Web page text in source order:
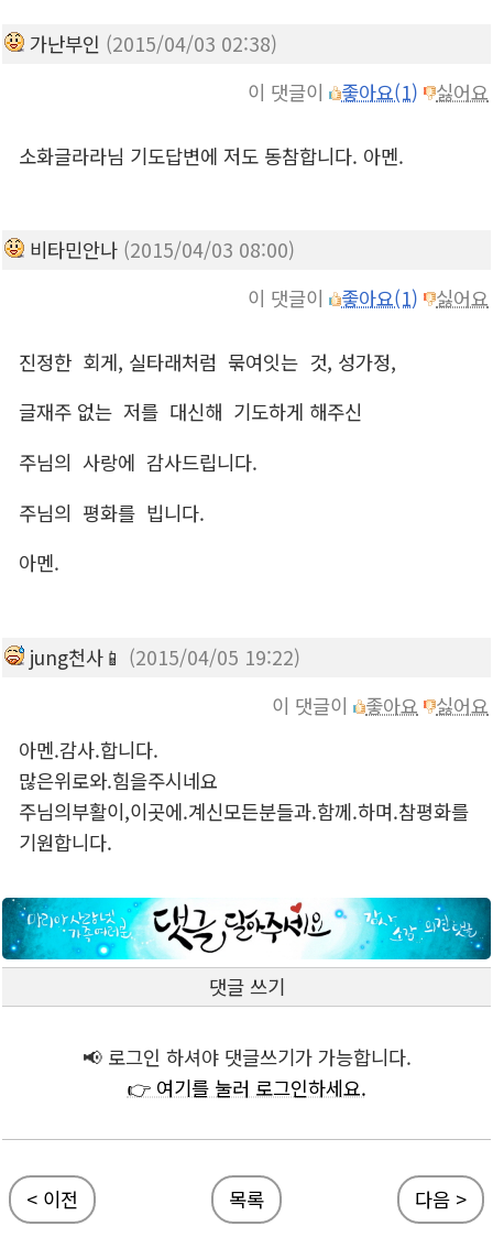
가난부인 (2015/04/03 02:38)
이 댓글이
좋아요(1) 싫어요
소화글라라님 기도답변에 저도 동참합니다. 아멘.
비타민안나 (2015/04/03 08:00)
이 댓글이
좋아요(1) 싫어요
진정한 회게, 실타래처럼 묶여잇는 것, 성가정,
글재주 없는 저를 대신해 기도하게 해주신
주님의 사랑에 감사드립니다.
주님의 평화를 빕니다.
아멘.
jung천사📱 (2015/04/05 19:22)
이 댓글이
좋아요
싫어요
아멘.감사.합니다.
많은위로와.힘을주시네요
주님의부활이,이곳에.계신모든분들과.함께.하며.참평화를
기원합니다.
댓글 쓰기
📢 로그인 하셔야 댓글쓰기가 가능합니다.
👉 여기를 눌러 로그인하세요.
< 이전 목록 다음 >